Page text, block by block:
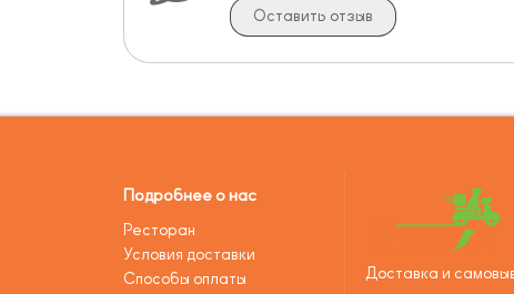
Оставить отзыв
Подробнее о нас
Ресторан
Условия доставки
Способы оплаты
Доставка и